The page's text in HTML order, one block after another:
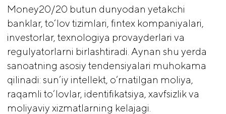
Money20/20 butun dunyodan yetakchi
banklar, to‘lov tizimlari, fintex kompaniyalari,
investorlar, texnologiya provayderlari va
regulyatorlarni birlashtiradi. Aynan shu yerda
sanoatning asosiy tendensiyalari muhokama
qilinadi: sun’iy intellekt, o‘rnatilgan moliya,
raqamli to‘lovlar, identifikatsiya, xavfsizlik va
moliyaviy xizmatlarning kelajagi.